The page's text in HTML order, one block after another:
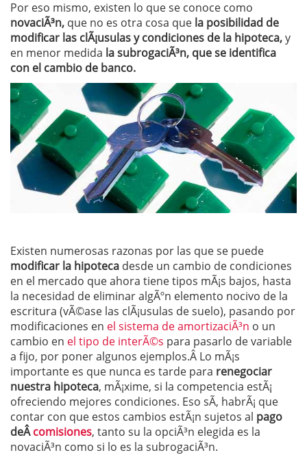
Por eso mismo, existen lo que se conoce como
novaciÃ³n, que no es otra cosa que la posibilidad de
modificar las clÃ¡usulas y condiciones de la hipoteca,y
en menor medida la subrogaciÃ³n, que se identifica
con el cambio de banco.
Existen numerosas razonas por las que se puede
modificar la hipoteca desde un cambio de condiciones
en el mercado que ahora tiene tipos mÃ¡s bajos, hasta
la necesidad de eliminar algÃºn elemento nocivo de la
escritura (vÃ©ase las clÃ¡usulas de suelo), pasando por
modificaciones en el sistema de amortizaciÃ³n o un
cambio en el tipo de interÃ©s para pasarlo de variable
a fijo, por poner algunos ejemplos.Â Lo mÃ¡s
importante es que nunca es tarde para renegociar
nuestra hipoteca, mÃ¡xime, si la competencia estÃ¡
ofreciendo mejores condiciones. Eso sÃ­, habrÃ¡ que
contar con que estos cambios estÃ¡n sujetos al pago
deÂcomisiones, tanto su la opciÃ³n elegida es la
novaciÃ³n como si lo es la subrogaciÃ³n.